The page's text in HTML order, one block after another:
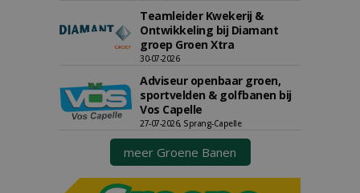
Teamleider Kwekerij &
Ontwikkeling bij Diamant
groep Groen Xtra
30-07-2026
Adviseur openbaar groen,
sportvelden & golfbanen bij
Vos Capelle
27-07-2026, Sprang-Capelle
meer Groene Banen